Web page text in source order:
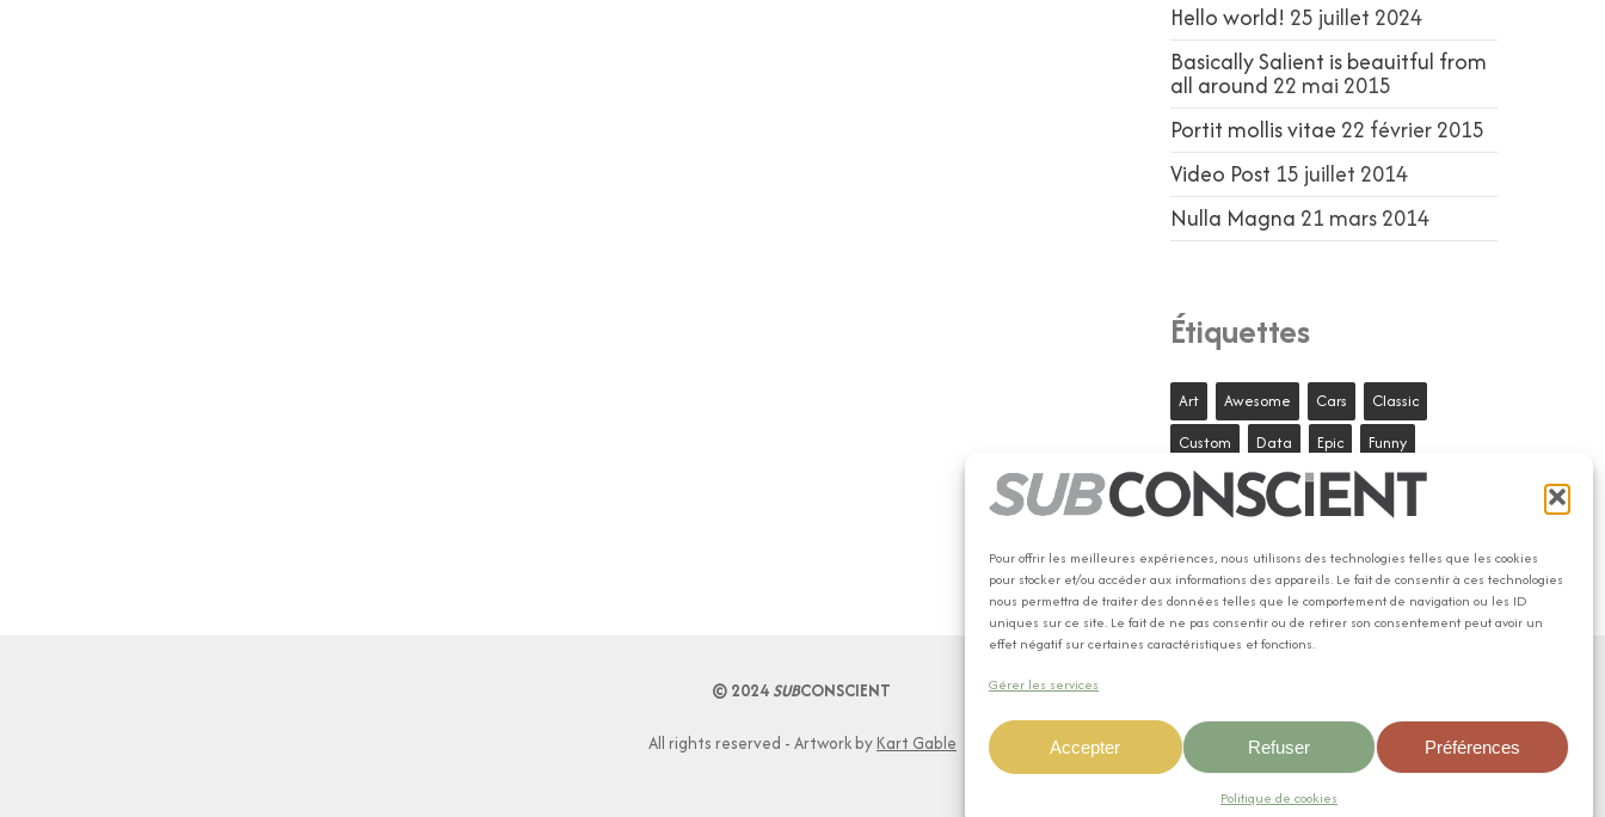
Pour offrir les meilleures expériences, nous utilisons des technologies telles que les cookies
pour stocker et/ou accéder aux informations des appareils. Le fait de consentir à ces technologies
nous permettra de traiter des données telles que le comportement de navigation ou les ID
uniques sur ce site. Le fait de ne pas consentir ou de retirer son consentement peut avoir un
effet négatif sur certaines caractéristiques et fonctions.
Gérer les services
Accepter Refuser Préférences
Politique de cookies
Hello world! 25 juillet 2024
Basically Salient is beauitful from
all around 22 mai 2015
Portit mollis vitae 22 février 2015
Video Post 15 juillet 2014
Nulla Magna 21 mars 2014
Étiquettes
Art Awesome Cars
Classic
Custom
Data Epic
Funny
Gaming Tips
Music
Photography
Standard
Videos
Wordpress
© 2024 SUBCONSCIENT
All rights reserved - Artwork by Kart Gable